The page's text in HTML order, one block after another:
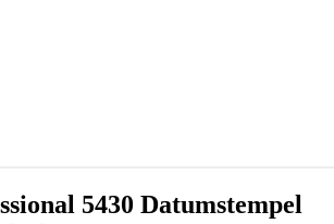
5430 Datumstempel